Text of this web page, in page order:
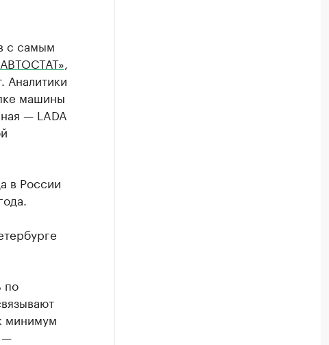
с самым
Аналитики
машины
— LADA
в России
по
минимум
—